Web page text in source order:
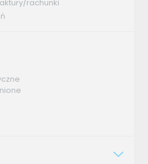
rachunki